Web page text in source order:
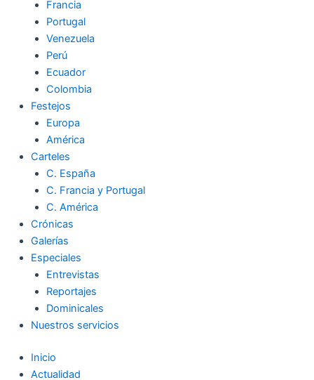
Francia
Portugal
Venezuela
Perú
Ecuador
Colombia
Festejos
Europa
América
Carteles
C. España
C. Francia y Portugal
C. América
Crónicas
Galerías
Especiales
Entrevistas
Reportajes
Dominicales
Nuestros servicios
Inicio
Actualidad